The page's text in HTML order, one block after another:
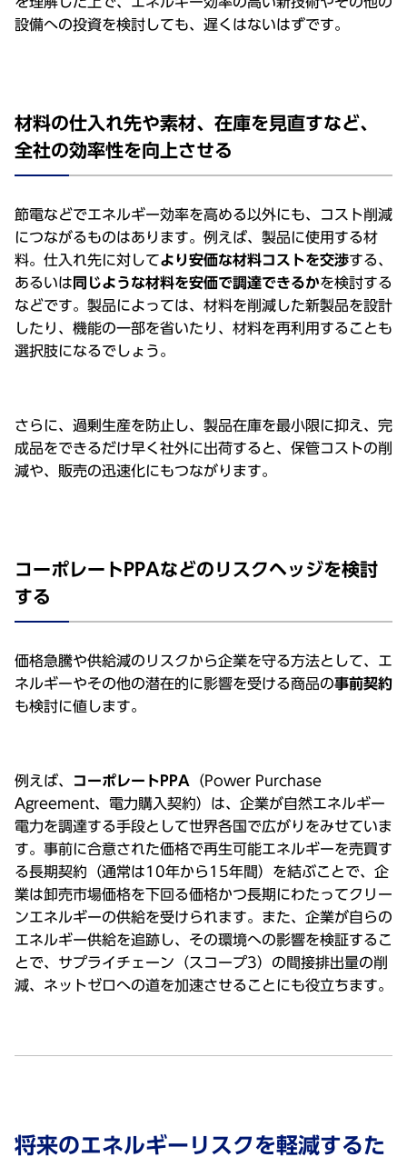
設備への投資を検討しても、遅くはないはずです。
材料の仕⼊れ先や素材、在庫を⾒直すなど、
全社の効率性を向上させる
節電などでエネルギー効率を⾼める以外にも、コスト削減
につながるものはあります。例えば、製品に使⽤する材
料。仕⼊れ先に対してより安価な材料コストを交渉する、
あるいは 同じような材料を安価で調達できるかを検討する
などです。製品によっては、材料を削減した新製品を設計
したり、機能の⼀部を省いたり、材料を再利⽤することも
選択肢になるでしょう。
さらに、過剰⽣産を防⽌し、製品在庫を最⼩限に抑え、完
成品をできるだけ早く社外に出荷すると、保管コストの削
減や、販売の迅速化にもつながります。
コーポレートPPAなどのリスクヘッジを検討
する
価格急騰や供給減のリスクから企業を守る⽅法として、エ
ネルギーやその他の潜在的に影響を受ける商品の事前契約
も検討に値します。
例えば、 コーポレートPPA （Power Purchase
Agreement、電⼒購⼊契約）は、企業が⾃然エネルギー
電⼒を調達する⼿段として世界各国で広がりをみせていま
す。事前に合意された価格で再⽣可能エネルギーを売買す
る⻑期契約（通常は10年から15年間）を結ぶことで、企
業は卸売市場価格を下回る価格かつ⻑期にわたってクリー
ンエネルギーの供給を受けられます。また、企業が⾃らの
エネルギー供給を追跡し、その環境への影響を検証するこ
とで、サプライチェーン（スコープ3）の間接排出量の削
減、ネットゼロへの道を加速させることにも役⽴ちます。
将来のエネルギーリスクを軽減するた